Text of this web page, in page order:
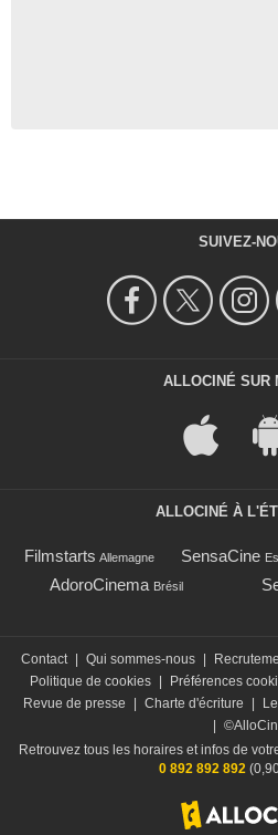
SUIVEZ-
ALLOCINÉ SUR
ALLOCINÉ À
Filmstarts Allemagne SensaCine
AdoroCinema Brésil
Contact Qui sommes-nous
Politique de cookies
Préférences
Revue de presse
Charte d'écriture
Retrouvez tous les horaires et infos de
0 892 892 892